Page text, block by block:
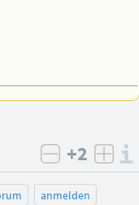
negativ
+2
anmelden